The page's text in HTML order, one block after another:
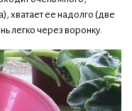
хватает ее надолго (две
легко через воронку.